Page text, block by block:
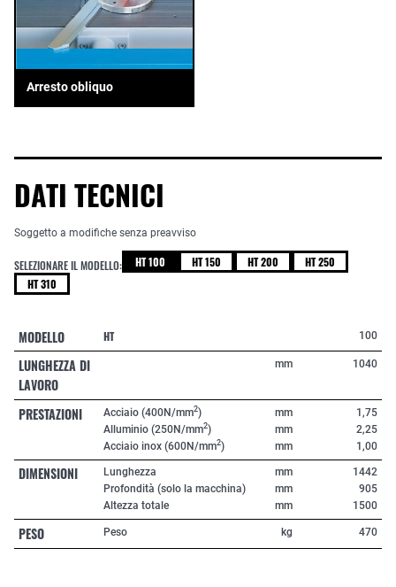
Arresto obliquo
DATI TECNICI
Soggetto a modifiche senza preavviso
SELEZIONARE IL MODELLO: HT 100 HT 150 HT 200
HT 250
HT 310
MODELLO HT 100
LUNGHEZZA DI
LAVORO
mm 1040
PRESTAZIONI Acciaio (400N/mm2)
Alluminio (250N/mm2)
Acciaio inox (600N/mm2)
mm
mm
mm
1,75
2,25
1,00
DIMENSIONI
Lunghezza
Profondità (solo la macchina)
Altezza totale
mm
mm
mm
1442
905
1500
PESO Peso kg 470